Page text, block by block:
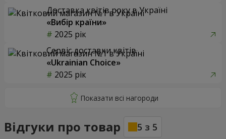
Доставка квітів року в Україні
«Вибір країни»
2025 рік
Сервіс доставки квітів
«Ukrainian Choice»
2025 рік
Відгуки про товар 5 з 5